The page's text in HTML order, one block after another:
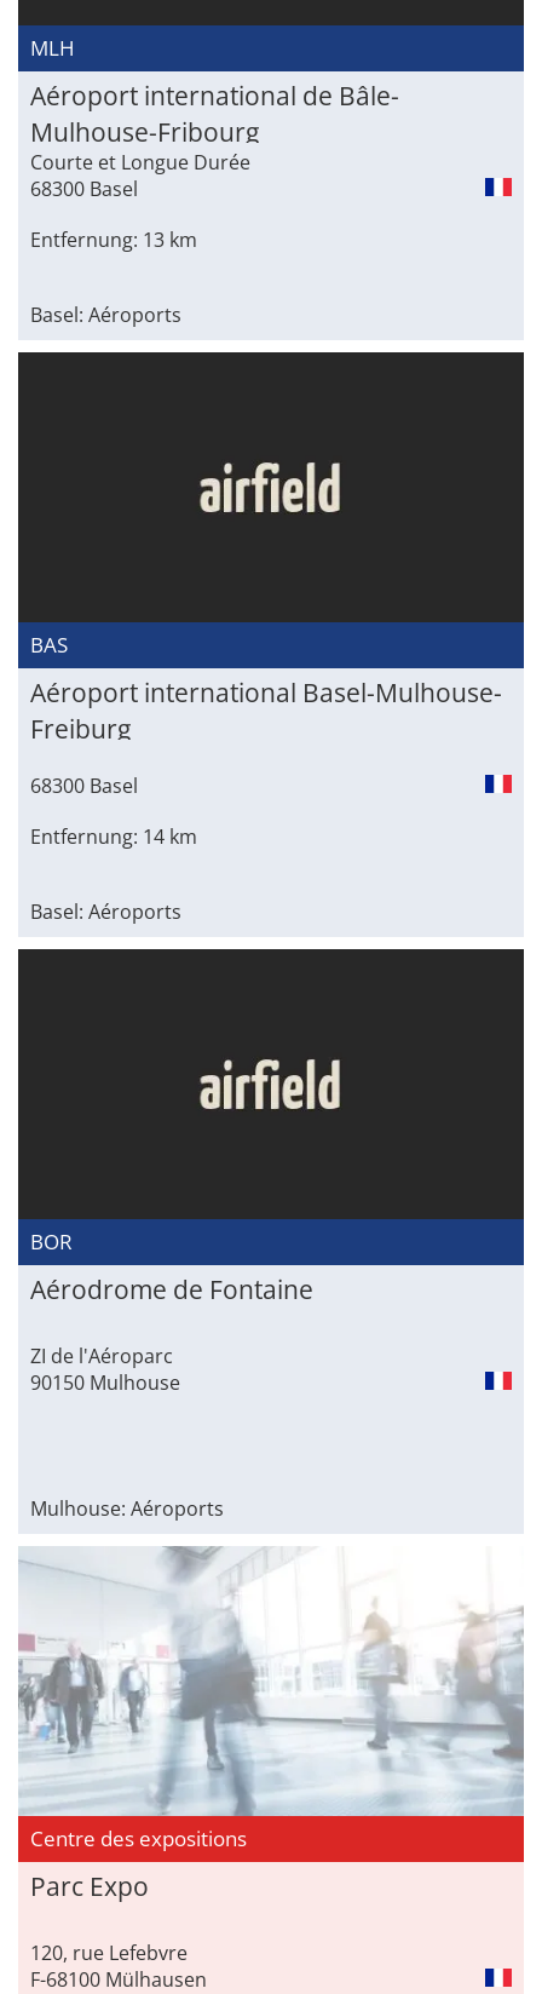
MLH
Aéroport international de Bâle-
Mulhouse-Fribourg
Courte et Longue Durée
68300 Basel
Entfernung: 13 km
Basel: Aéroports
BAS
Aéroport international Basel-Mulhouse-
Freiburg
68300 Basel
Entfernung: 14 km
Basel: Aéroports
BOR
Aérodrome de Fontaine
ZI de l'Aéroparc
90150 Mulhouse
Mulhouse: Aéroports
Centre des expositions
Parc Expo
120, rue Lefebvre
F-68100 Mülhausen